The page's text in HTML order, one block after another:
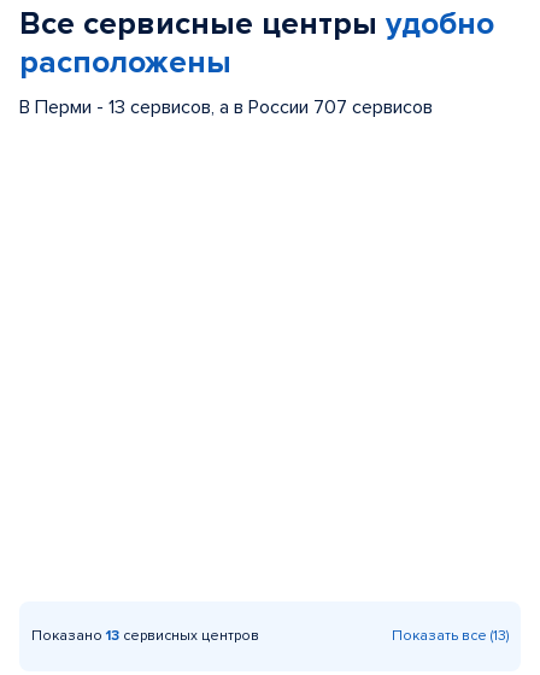
Все сервисные центры удобно
расположены
В Перми - 13 сервисов, а в России 707 сервисов
Показано 13 сервисных центров Показать все (13)